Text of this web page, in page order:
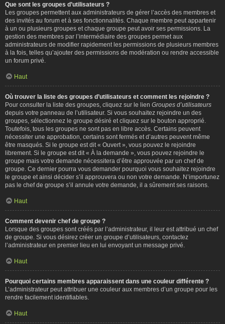
Que sont les groupes d’utilisateurs ?
Les groupes permettent aux administrateurs de gérer l’accès des membres et
des invités au forum et à ses fonctionnalités. Chaque membre peut appartenir
à un ou plusieurs groupes et chaque groupe peut avoir ses permissions. La
gestion des membres par l’intermédiaire des groupes permet aux
administrateurs de modifier rapidement les permissions de plusieurs membres
à la fois, telles qu’ajouter des permissions de modération ou rendre accessible
un forum privé.
Haut
Où trouver la liste des groupes d’utilisateurs et comment les rejoindre ?
Pour consulter la liste des groupes, cliquez sur le lien Groupes d’utilisateurs
depuis votre panneau de l’utilisateur. Si vous souhaitez rejoindre un des
groupes, sélectionnez le groupe désiré et cliquez sur le bouton approprié.
Toutefois, tous les groupes ne sont pas en libre accès. Certains peuvent
nécessiter une approbation, certains sont fermés et d’autres peuvent même
être masqués. Si le groupe est dit « Ouvert », vous pouvez le rejoindre
librement. Si le groupe est dit « À la demande », vous pouvez rejoindre le
groupe mais votre demande nécessitera d’être approuvée par un chef de
groupe. Ce dernier pourra vous demander pourquoi vous souhaitez rejoindre
le groupe et ainsi décider s’il approuvera ou non votre demande. N’importunez
pas le chef de groupe s’il annule votre demande, il a sûrement ses raisons.
Haut
Comment devenir chef de groupe ?
Lorsque des groupes sont créés par l’administrateur, il leur est attribué un chef
de groupe. Si vous désirez créer un groupe d’utilisateurs, contactez
l’administrateur en premier lieu en lui envoyant un message privé.
Haut
Pourquoi certains membres apparaissent dans une couleur différente ?
L’administrateur peut attribuer une couleur aux membres d’un groupe pour les
rendre facilement identifiables.
Haut